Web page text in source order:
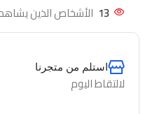
13 الأشخاص الذين
استلم من متجرنا
لالتقاط اليوم